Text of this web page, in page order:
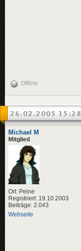
Offline
26.02.2005 15:28
Michael M
Mitglied
Ort: Peine
Registriert: 19.10.2003
Beiträge: 2.043
Webseite